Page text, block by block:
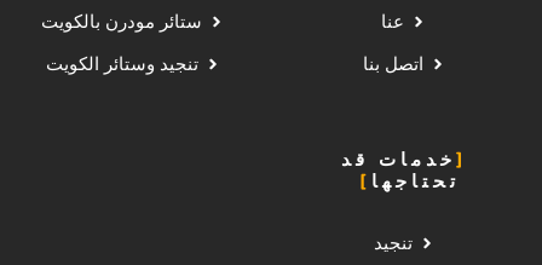
عنا
اتصل بنا
ستائر مودرن بالكويت
تنجيد وستائر الكويت
خدمات قد
تحتاجها
تنجيد